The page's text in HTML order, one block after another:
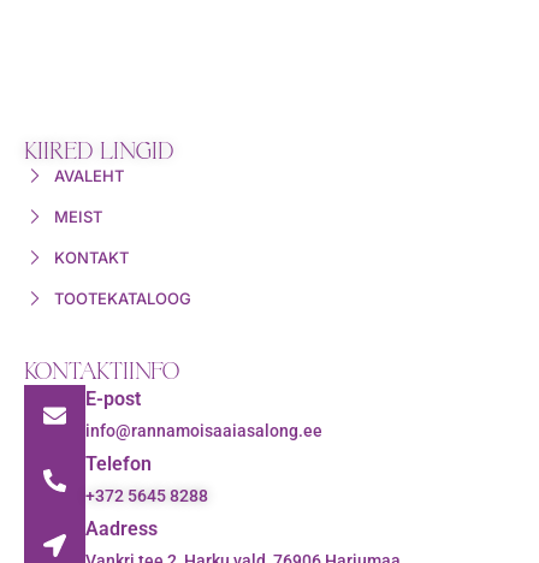
KIIRED LINGID
AVALEHT
MEIST
KONTAKT
TOOTEKATALOOG
KONTAKTIINFO
E-post
info@rannamoisaaiasalong.ee
Telefon
+372 5645 8288
Aadress